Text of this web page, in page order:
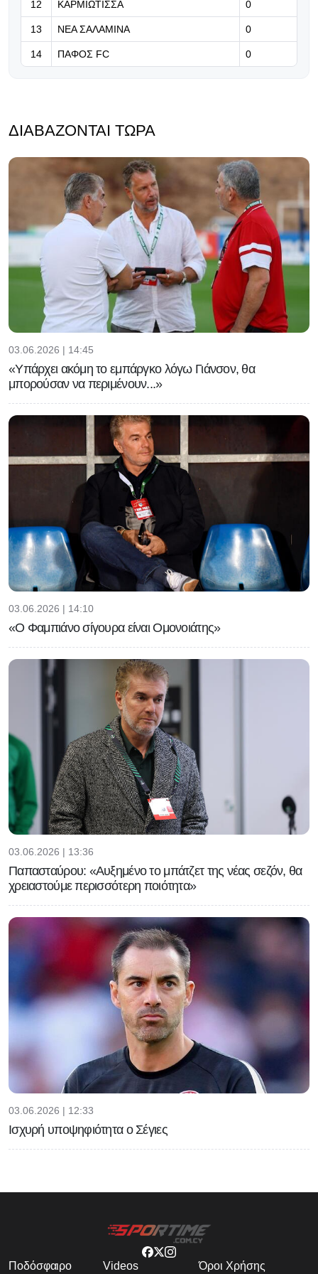
12 ΚΑΡΜΙΩΤΙΣΣΑ 0
13 ΝΕΑ ΣΑΛΑΜΙΝΑ 0
14 ΠΑΦΟΣ FC 0
ΔΙΑΒΆΖΟΝΤΑΙ ΤΏΡΑ
03.06.2026 | 14:45
«Υπάρχει ακόμη το εμπάργκο λόγω Γιάνσον, θα
μπορούσαν να περιμένουν...»
03.06.2026 | 14:10
«Ο Φαμπιάνο σίγουρα είναι Ομονοιάτης»
03.06.2026 | 13:36
Παπασταύρου: «Αυξημένο το μπάτζετ της νέας σεζόν, θα
χρειαστούμε περισσότερη ποιότητα»
03.06.2026 | 12:33
Ισχυρή υποψηφιότητα ο Σέγιες
Ποδόσφαιρο Videos Όροι Χρήσης